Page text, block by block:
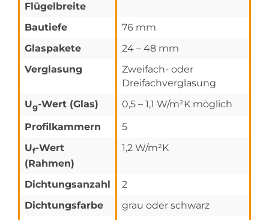
Flügelbreite
Bautiefe
76 mm
Glaspakete
24 – 48 mm
Verglasung
Zweifach- oder
Dreifachverglasung
Ug-Wert (Glas)
0,5 – 1,1 W/m²K möglich
Profilkammern
5
Uf-Wert
(Rahmen)
1,2 W/m²K
Dichtungsanzahl
2
Dichtungsfarbe
grau oder schwarz